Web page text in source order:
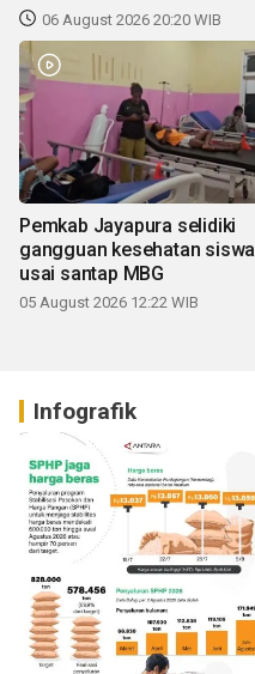
06 August 2026 20:20 WIB
Pemkab Jayapura selidiki
gangguan kesehatan siswa
usai santap MBG
05 August 2026 12:22 WIB
Infografik